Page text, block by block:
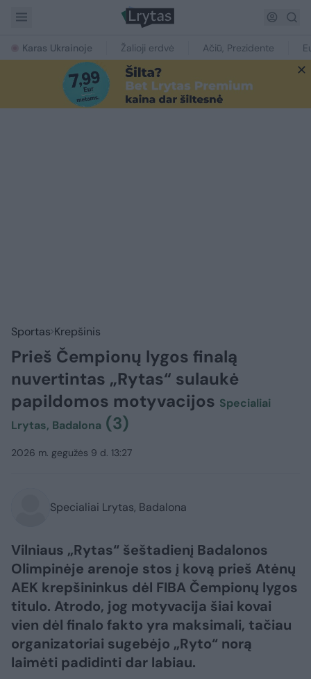
Karas Ukrainoje Žalioji erdvė Ačiū, Prezidente
Sportas Krepšinis
Prieš Čempionų lygos finalą
nuvertintas „Rytas“ sulaukė
papildomos motyvacijos Specialiai
Lrytas, Badalona (3)
2026 m. gegužės 9 d. 13:27
Specialiai Lrytas, Badalona
Vilniaus „Rytas“ šeštadienį Badalonos
Olimpinėje arenoje stos į kovą prieš Atėnų
AEK krepšininkus dėl FIBA Čempionų lygos
titulo. Atrodo, jog motyvacija šiai kovai
vien dėl finalo fakto yra maksimali, tačiau
organizatoriai sugebėjo „Ryto“ norą
laimėti padidinti dar labiau.